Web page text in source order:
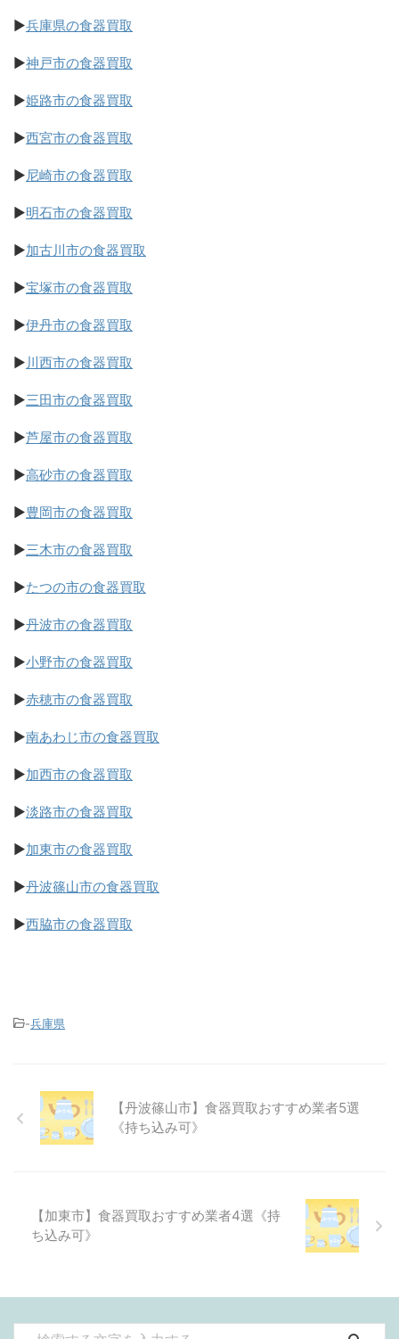
▶兵庫県の食器買取
▶神戸市の食器買取
▶姫路市の食器買取
▶西宮市の食器買取
▶尼崎市の食器買取
▶明石市の食器買取
▶加古川市の食器買取
▶宝塚市の食器買取
▶伊丹市の食器買取
▶川西市の食器買取
▶三田市の食器買取
▶芦屋市の食器買取
▶高砂市の食器買取
▶豊岡市の食器買取
▶三木市の食器買取
▶たつの市の食器買取
▶丹波市の食器買取
▶小野市の食器買取
▶赤穂市の食器買取
▶南あわじ市の食器買取
▶加西市の食器買取
▶淡路市の食器買取
▶加東市の食器買取
▶丹波篠山市の食器買取
▶西脇市の食器買取
-兵庫県
【丹波篠山市】食器買取おすすめ業者5選
《持ち込み可》
【加東市】食器買取おすすめ業者4選《持
ち込み可》